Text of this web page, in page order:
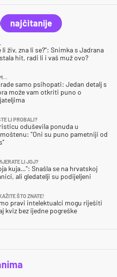
najčitanije
li živ, zna li se?": Snimka s Jadrana
hit, radi li i vaš muž ovo?
samo psihopati: Jedan detalj s
može vam otkriti puno o
LI PROBALI?
oduševila ponuda u
"Oni su puno pametniji od
LI JOJ?
kuja…": Snašla se na hrvatskoj
ali gledatelji su podijeljeni
ŠTO ZNATE!
pravi intelektualci mogu riješiti
kviz bez ijedne pogreške